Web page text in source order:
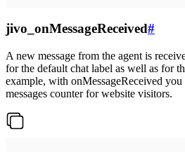
jivo_onMessageReceived#
A new message from the agent is
for the default chat label as well as for
example, with onMessageReceived you
messages counter for website visitors.